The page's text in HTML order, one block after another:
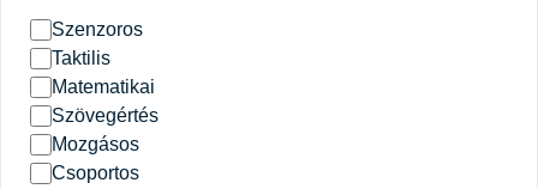
Szenzoros
Taktilis
Matematikai
Szövegértés
Mozgásos
Csoportos